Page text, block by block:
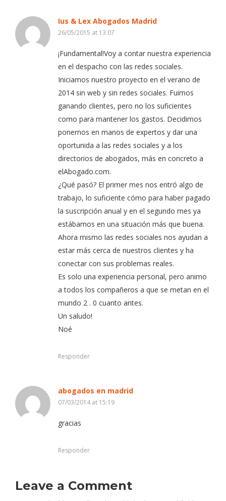
Ius & Lex Abogados Madrid
26/05/2015 at 13:07
¡Fundamental!Voy a contar nuestra experiencia
en el despacho con las redes sociales.
Iniciamos nuestro proyecto en el verano de
2014 sin web y sin redes sociales. Fuimos
ganando clientes, pero no los suficientes
como para mantener los gastos. Decidimos
ponernos en manos de expertos y dar una
oportunida a las redes sociales y a los
directorios de abogados, más en concreto a
elAbogado.com.
¿Qué pasó? El primer mes nos entró algo de
trabajo, lo suficiente cómo para haber pagado
la suscripción anual y en el segundo mes ya
estábamos en una situación más que buena.
Ahora mismo las redes sociales nos ayudan a
estar más cerca de nuestros clientes y ha
conectar con sus problemas reales.
Es solo una experiencia personal, pero animo
a todos los compañeros a que se metan en el
mundo 2 . 0 cuanto antes.
Un saludo!
Noé
Responder
abogados en madrid
07/03/2014 at 15:19
gracias
Responder
Leave a Comment